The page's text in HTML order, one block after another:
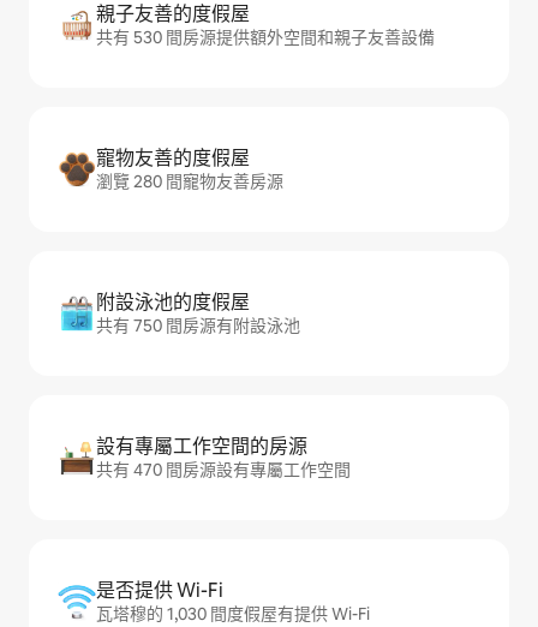
親子友善的度假屋
共有 530 間房源提供額外空間和親子友善設備
寵物友善的度假屋
瀏覽 280 間寵物友善房源
附設泳池的度假屋
共有 750 間房源有附設泳池
設有專屬工作空間的房源
共有 470 間房源設有專屬工作空間
是否提供 Wi-Fi
瓦塔穆的 1,030 間度假屋有提供 Wi-Fi